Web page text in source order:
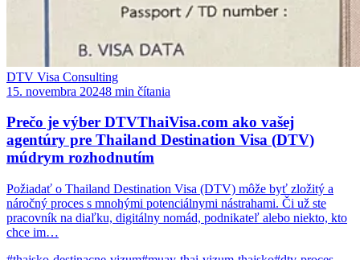
DTV Visa Consulting
15. novembra 20248 min čítania
Prečo je výber DTVThaiVisa.com ako vašej
agentúry pre Thailand Destination Visa (DTV)
múdrym rozhodnutím
Požiadať o Thailand Destination Visa (DTV) môže byť zložitý a
náročný proces s mnohými potenciálnymi nástrahami. Či už ste
pracovník na diaľku, digitálny nomád, podnikateľ alebo niekto, kto
chce im…